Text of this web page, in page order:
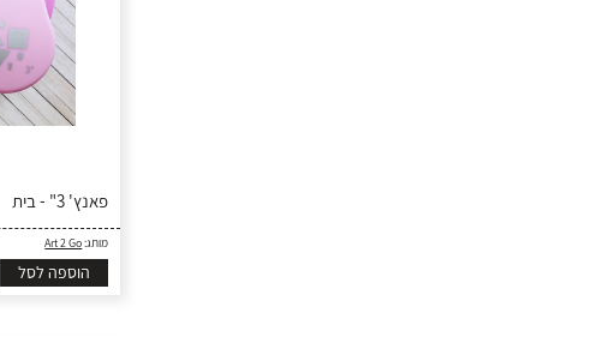
פאנץ' 3" - בית
מותג:Art 2 Go
הוספה לסל